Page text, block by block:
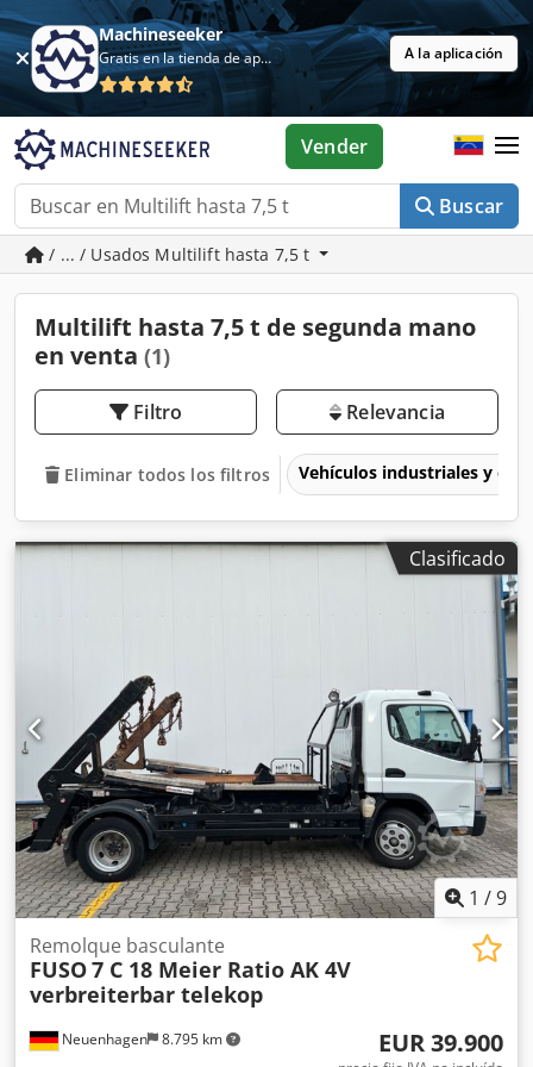
Machineseeker
Gratis en la tienda de aplicaciones A la aplicación
Buscar
Vender
/ ... / Usados Multilift hasta 7,5 t
Multilift hasta 7,5 t de segunda mano
en venta (1)
Filtro Relevancia
Eliminar todos los filtros Vehículos industriales y
Clasificado
1 /9
Neuenhagen 8.795 km
Remolque basculante
FUSO7 C 18 Meier Ratio AK 4V
verbreiterbar telekop
EUR 39.900